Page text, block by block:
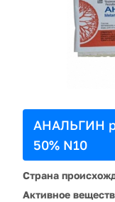
АНАЛЬГИН
50% N10
Страна
Активное